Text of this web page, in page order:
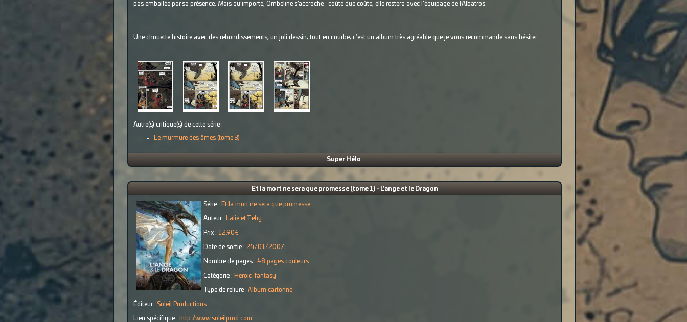
pas emballée par sa présence. Mais qu’importe, Ombeline s’accroche : coûte que coûte, elle restera avec l’équipage de l’Albatros.
Une chouette histoire avec des rebondissements, un joli dessin, tout en courbe, c’est un album très agréable que je vous recommande sans hésiter.
Autre(s) critique(s) de cette série
Le murmure des âmes (tome 3)
Super Hélo
Et la mort ne sera que promesse (tome 1) - L'ange et le Dragon
Série : Et la mort ne sera que promesse
Auteur : Lalie et Tehy
Prix : 12.90€
Date de sortie : 24/01/2007
Nombre de pages : 48 pages couleurs
Catégorie : Heroic-fantasy
Type de reliure : Album cartonné
Éditeur : Soleil Productions
Lien spécifique : http://www.soleilprod.com